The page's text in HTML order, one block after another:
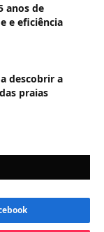
anos de
e eficiência
descobrir a
praias